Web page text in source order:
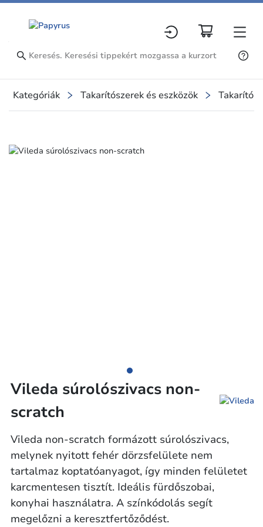
Kategóriák Takarítószerek és eszközök
Slide 1 of 1
Vileda súrolószivacs non-
scratch
Vileda non-scratch formázott súrolószivacs,
melynek nyitott fehér dörzsfelülete nem
tartalmaz koptatóanyagot, így minden felületet
karcmentesen tisztít. Ideális fürdőszobai,
konyhai használatra. A színkódolás segít
megelőzni a keresztfertőződést.